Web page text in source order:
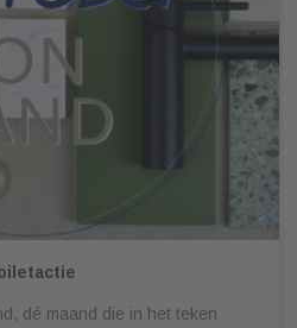
dé maand die in het teken